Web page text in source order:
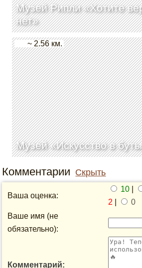
Музей Рипли «Хотите
нет»
Музей «Искусство в
~ 2.56 км.
Комментарии Скрыть
Ваша оценка:
10
2
0
Ваше имя (не
обязательно):
Комментарий: